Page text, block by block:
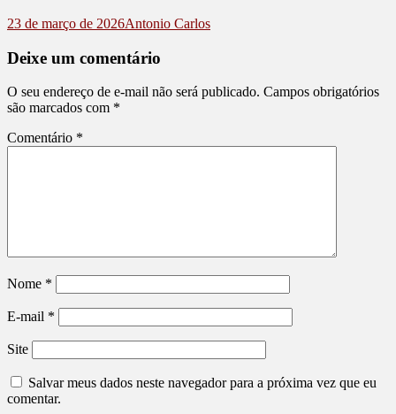
23 de março de 2026Antonio Carlos
Deixe um comentário
O seu endereço de e-mail não será publicado. Campos obrigatórios
são marcados com *
Comentário *
Nome *
E-mail *
Site
Salvar meus dados neste navegador para a próxima vez que eu
comentar.